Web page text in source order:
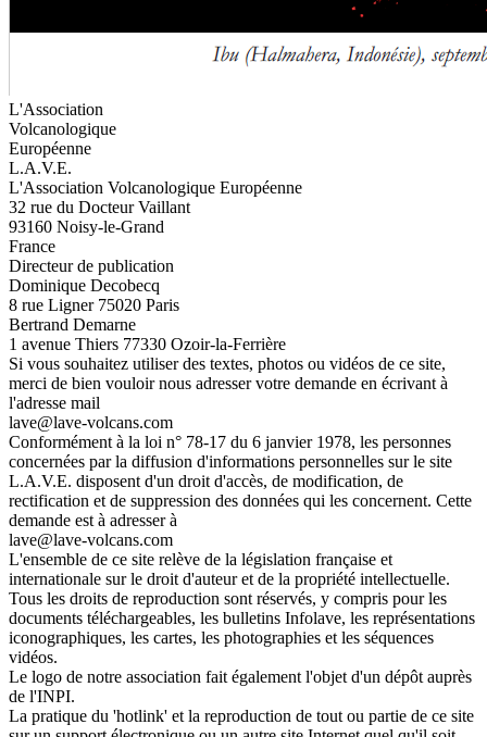
L'Association
Volcanologique
Européenne
L.A.V.E.
L'Association Volcanologique Européenne
32 rue du Docteur Vaillant
93160 Noisy-le-Grand
France
Directeur de publication
Dominique Decobecq
8 rue Ligner 75020 Paris
Bertrand Demarne
1 avenue Thiers 77330 Ozoir-la-Ferrière
Si vous souhaitez utiliser des textes, photos ou vidéos de ce site,
merci de bien vouloir nous adresser votre demande en écrivant à
l'adresse mail
lave@lave-volcans.com
Conformément à la loi n° 78-17 du 6 janvier 1978, les personnes
concernées par la diffusion d'informations personnelles sur le site
L.A.V.E. disposent d'un droit d'accès, de modification, de
rectification et de suppression des données qui les concernent. Cette
demande est à adresser à
lave@lave-volcans.com
L'ensemble de ce site relève de la législation française et
internationale sur le droit d'auteur et de la propriété intellectuelle.
Tous les droits de reproduction sont réservés, y compris pour les
documents téléchargeables, les bulletins Infolave, les représentations
iconographiques, les cartes, les photographies et les séquences
vidéos.
Le logo de notre association fait également l'objet d'un dépôt auprès
de l'INPI.
La pratique du 'hotlink' et la reproduction de tout ou partie de ce site